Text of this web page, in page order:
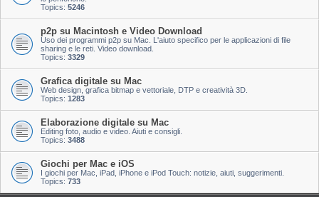
Topics: 5246
p2p su Macintosh e Video Download
Uso dei programmi p2p su Mac. L'aiuto specifico per le applicazioni di file
sharing e le reti. Video download.
Topics: 3329
Grafica digitale su Mac
Web design, grafica bitmap e vettoriale, DTP e creatività 3D.
Topics: 1283
Elaborazione digitale su Mac
Editing foto, audio e video. Aiuti e consigli.
Topics: 3488
Giochi per Mac e iOS
I giochi per Mac, iPad, iPhone e iPod Touch: notizie, aiuti, suggerimenti.
Topics: 733